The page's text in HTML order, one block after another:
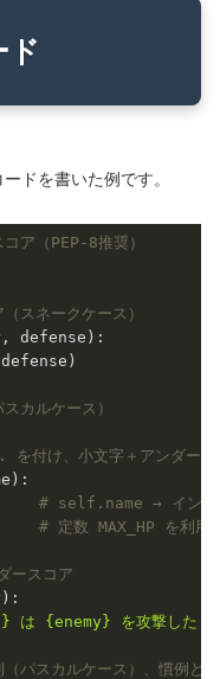
ド
ドを書いた例です。
ア（PEP-8推奨）
スネークケース）
defense) :
カルケース）
付け、小文字＋アンダース
:
# self.name → インスタ
# 定数 MAX_HP を利用
ースコア
:
は {enemy} を攻撃した！
（パスカルケース）、慣例